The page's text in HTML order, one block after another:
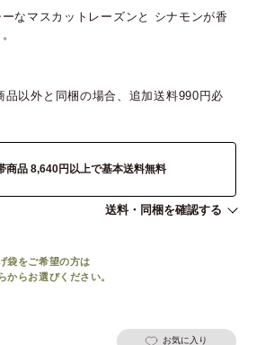
なマスカットレーズンと シナモンが香
品以外と同梱の場合、追加送料990円必
商品 8,640円以上で基本送料無料
送料・同梱を確認する
袋をご希望の方は
からお選びください。
お気に入り